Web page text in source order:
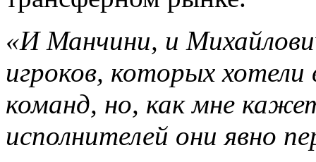
«И Манчини, и
игроков, которых хотели
команд, но, как мне
исполнителей они явно